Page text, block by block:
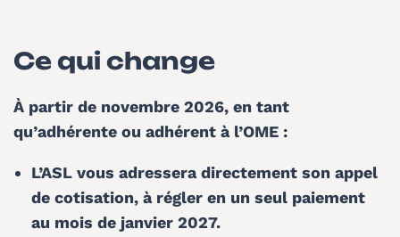
Ce qui change
À partir de novembre 2026, en tant
qu’adhérente ou adhérent à l’OME :
L’ASL vous adressera directement son appel
de cotisation, à régler en un seul paiement
au mois de janvier 2027.